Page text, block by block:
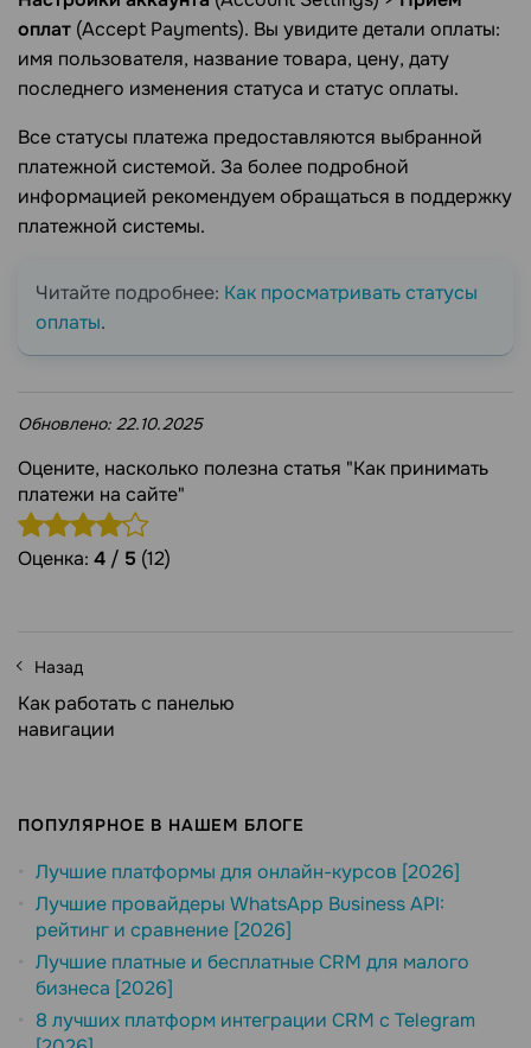
оплат (Accept Payments). Вы увидите детали оплаты:
имя пользователя, название товара, цену, дату
последнего изменения статуса и статус оплаты.
Все статусы платежа предоставляются выбранной
платежной системой. За более подробной
информацией рекомендуем обращаться в поддержку
платежной системы.
Читайте подробнее: Как просматривать статусы
оплаты.
Обновлено: 22.10.2025
Оцените, насколько полезна статья "Как принимать
платежи на сайте"
Оценка: 4 / 5 (12)
Назад
Как работать с панелью
навигации
ПОПУЛЯРНОЕ В НАШЕМ БЛОГЕ
Лучшие платформы для онлайн-курсов [2026]
Лучшие провайдеры WhatsApp Business API:
рейтинг и сравнение [2026]
Лучшие платные и бесплатные CRM для малого
бизнеса [2026]
8 лучших платформ интеграции CRM с Telegram